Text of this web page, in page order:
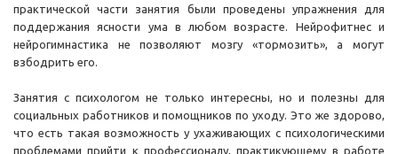
практической части занятия были проведены упражнения для
поддержания ясности ума в любом возрасте. Нейрофитнес и
нейрогимнастика не позволяют мозгу «тормозить», а могут
взбодрить его.
Занятия с психологом не только интересны, но и полезны для
социальных работников и помощников по уходу. Это же здорово,
что есть такая возможность у ухаживающих с психологическими
проблемами прийти к профессионалу, практикующему в работе